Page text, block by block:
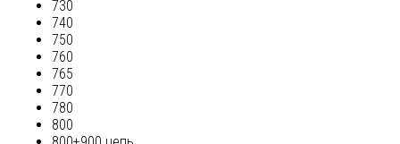
730
740
750
760
765
770
780
800